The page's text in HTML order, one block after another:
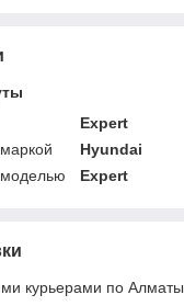
Expert
Hyundai
Expert
курьерами по Алматы